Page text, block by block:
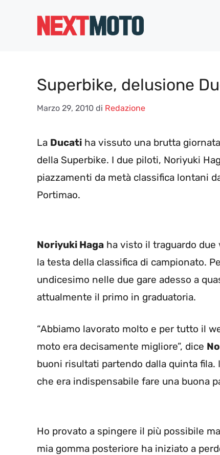
Superbike, delusione
Marzo 29, 2010 di Redazione
La Ducati ha vissuto una brutta
della Superbike. I due piloti, Noriyuki
piazzamenti da metà classifica lontani
Portimao.
Noriyuki Haga ha visto il traguardo
la testa della classifica di campionato.
undicesimo nelle due gare adesso a
attualmente il primo in graduatoria.
“Abbiamo lavorato molto e per tutto il
moto era decisamente migliore”, dice
buoni risultati partendo dalla quinta
che era indispensabile fare una buona
Ho provato a spingere il più possibile
mia gomma posteriore ha iniziato a